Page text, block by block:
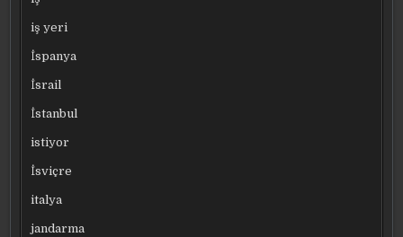
iş yeri
İspanya
İsrail
İstanbul
istiyor
İsviçre
italya
jandarma